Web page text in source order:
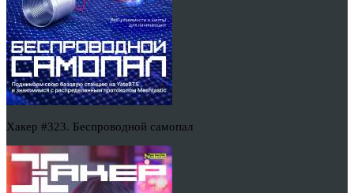
Хакер #323. Беспроводной самопал